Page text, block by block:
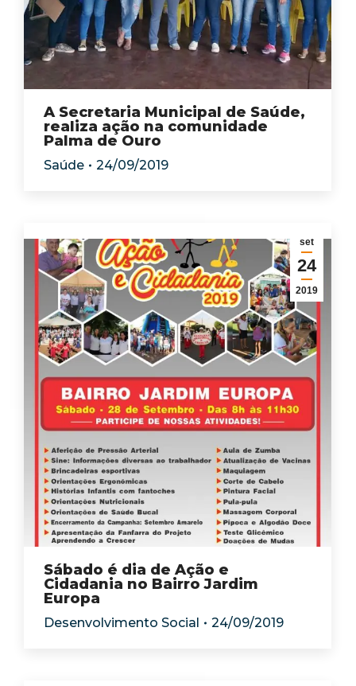
A Secretaria Municipal de Saúde,
realiza ação na comunidade
Palma de Ouro
Saúde 24/09/2019
set
24
2019
Sábado é dia de Ação e
Cidadania no Bairro Jardim
Europa
Desenvolvimento Social 24/09/2019